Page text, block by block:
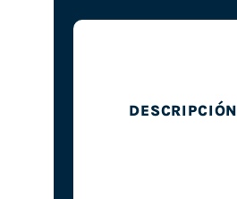
DESCRIPCIÓN